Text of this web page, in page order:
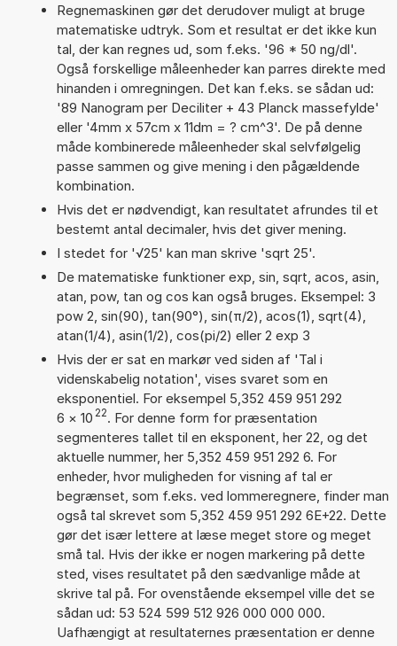
Regnemaskinen gør det derudover muligt at bruge
matematiske udtryk. Som et resultat er det ikke kun
tal, der kan regnes ud, som f.eks. '96 * 50 ng/dl'.
Også forskellige måleenheder kan parres direkte med
hinanden i omregningen. Det kan f.eks. se sådan ud:
'89 Nanogram per Deciliter + 43 Planck massefylde'
eller '4mm x 57cm x 11dm = ? cm^3'. De på denne
måde kombinerede måleenheder skal selvfølgelig
passe sammen og give mening i den pågældende
kombination.
Hvis det er nødvendigt, kan resultatet afrundes til et
bestemt antal decimaler, hvis det giver mening.
I stedet for '√25' kan man skrive 'sqrt 25'.
De matematiske funktioner exp, sin, sqrt, acos, asin,
atan, pow, tan og cos kan også bruges. Eksempel: 3
pow 2, sin(90), tan(90°), sin(π/2), acos(1), sqrt(4),
atan(1/4), asin(1/2), cos(pi/2) eller 2 exp 3
Hvis der er sat en markør ved siden af 'Tal i
videnskabelig notation', vises svaret som en
eksponentiel. For eksempel 5,352 459 951 292
6 × 10 22. For denne form for præsentation
segmenteres tallet til en eksponent, her 22, og det
aktuelle nummer, her 5,352 459 951 292 6. For
enheder, hvor muligheden for visning af tal er
begrænset, som f.eks. ved lommeregnere, finder man
også tal skrevet som 5,352 459 951 292 6E+22. Dette
gør det især lettere at læse meget store og meget
små tal. Hvis der ikke er nogen markering på dette
sted, vises resultatet på den sædvanlige måde at
skrive tal på. For ovenstående eksempel ville det se
sådan ud: 53 524 599 512 926 000 000 000.
Uafhængigt at resultaternes præsentation er denne